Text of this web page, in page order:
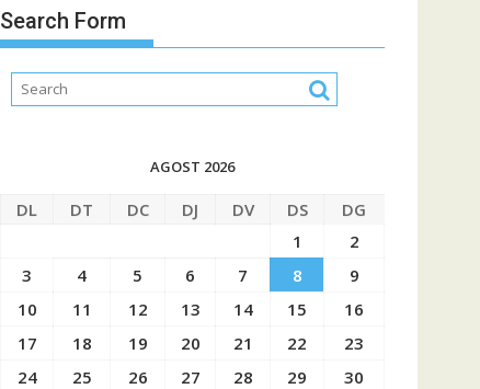
Search Form
AGOST 2026
DL DT DC DJ DV DS
DG
1
2
3
4 5 6 7 8
9
10
11 12 13 14 15
16
17
18 19 20 21 22
23
24
25 26 27 28 29
30